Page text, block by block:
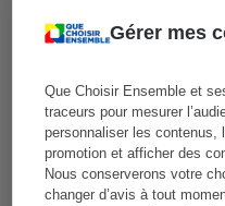
Gérer mes
Que Choisir Ensemble et
traceurs pour mesurer
personnaliser les contenus,
promotion et afficher des
Nous conserverons votre
changer d’avis à tout